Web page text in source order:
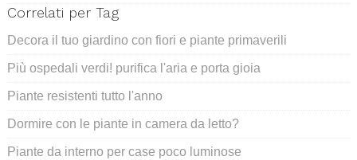
Correlati per Tag
Decora il tuo giardino con fiori e piante primaverili
Più ospedali verdi! purifica l'aria e porta gioia
Piante resistenti tutto l'anno
Dormire con le piante in camera da letto?
Piante da interno per case poco luminose